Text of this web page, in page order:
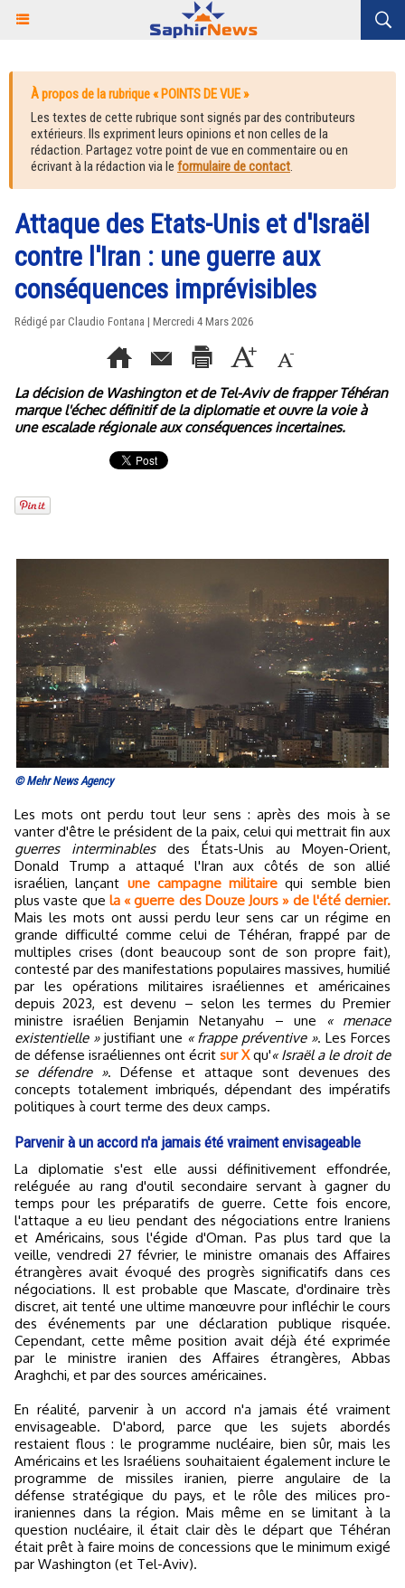
À propos de la rubrique « POINTS DE VUE »
Les textes de cette rubrique sont signés par des contributeurs
extérieurs. Ils expriment leurs opinions et non celles de la
rédaction. Partagez votre point de vue en commentaire ou en
écrivant à la rédaction via le formulaire de contact.
Attaque des Etats-Unis et d'Israël
contre l'Iran : une guerre aux
conséquences imprévisibles
Rédigé par Claudio Fontana | Mercredi 4 Mars 2026
La décision de Washington et de Tel-Aviv de frapper Téhéran
marque l'échec définitif de la diplomatie et ouvre la voie à
une escalade régionale aux conséquences incertaines.
© Mehr News Agency
Les mots ont perdu tout leur sens : après des mois à se
vanter d'être le président de la paix, celui qui mettrait fin aux
guerres interminablesdes États-Unis au Moyen-Orient,
Donald Trump a attaqué l'Iran aux côtés de son allié
israélien, lançant une campagne militaire qui semble bien
plus vaste que la « guerre des Douze Jours » de l'été dernier.
Mais les mots ont aussi perdu leur sens car un régime en
grande difficulté comme celui de Téhéran, frappé par de
multiples crises (dont beaucoup sont de son propre fait),
contesté par des manifestations populaires massives, humilié
par les opérations militaires israéliennes et américaines
depuis 2023, est devenu – selon les termes du Premier
ministre israélien Benjamin Netanyahu – une
« menace
existentielle »justifiant une « frappe préventive ». Les Forces
de défense israéliennes ont écrit sur Xqu'« Israël a le droit de
se défendre ». Défense et attaque sont devenues des
concepts totalement imbriqués, dépendant des impératifs
politiques à court terme des deux camps.
Parvenir à un accord n'a jamais été vraiment envisageable
La diplomatie s'est elle aussi définitivement effondrée,
reléguée au rang d'outil secondaire servant à gagner du
temps pour les préparatifs de guerre. Cette fois encore,
l'attaque a eu lieu pendant des négociations entre Iraniens
et Américains, sous l'égide d'Oman. Pas plus tard que la
veille, vendredi 27 février, le ministre omanais des Affaires
étrangères avait évoqué des progrès significatifs dans ces
négociations. Il est probable que Mascate, d'ordinaire très
discret, ait tenté une ultime manœuvre pour infléchir le cours
des événements par une déclaration publique risquée.
Cependant, cette même position avait déjà été exprimée
par le ministre iranien des Affaires étrangères, Abbas
Araghchi, et par des sources américaines.
En réalité, parvenir à un accord n'a jamais été vraiment
envisageable. D'abord, parce que les sujets abordés
restaient flous : le programme nucléaire, bien sûr, mais les
Américains et les Israéliens souhaitaient également inclure le
programme de missiles iranien, pierre angulaire de la
défense stratégique du pays, et le rôle des milices pro-
iraniennes dans la région. Mais même en se limitant à la
question nucléaire, il était clair dès le départ que Téhéran
était prêt à faire moins de concessions que le minimum exigé
par Washington (et Tel-Aviv).